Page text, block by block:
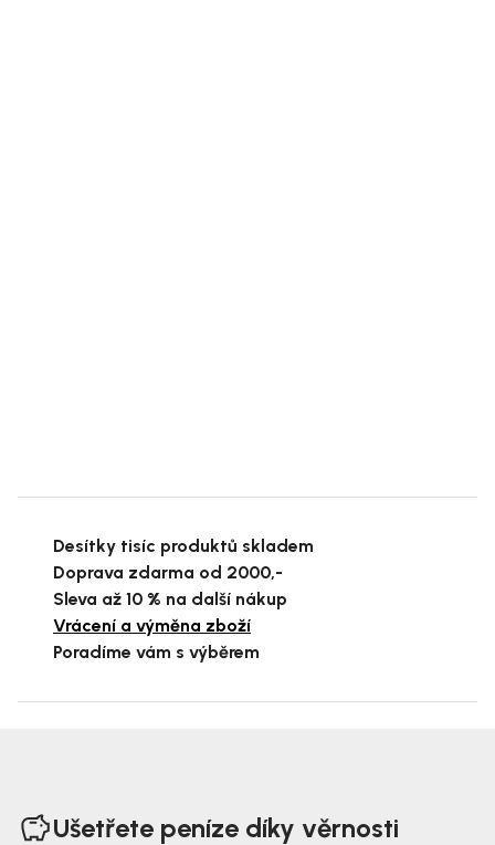
Desítky tisíc produktů skladem
Doprava zdarma od 2000,-
Sleva až 10 % na další nákup
Vrácení a výměna zboží
Poradíme vám s výběrem
Ušetřete peníze díky věrnosti